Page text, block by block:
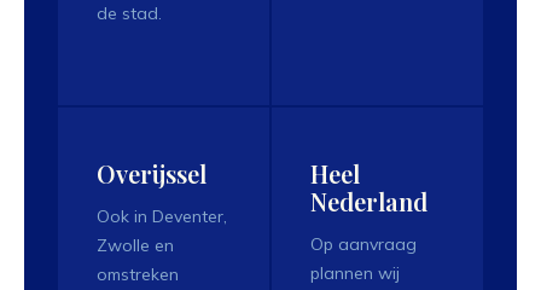
de stad.
Overijssel
Ook in Deventer,
Zwolle en
omstreken
Heel
Nederland
Op aanvraag
plannen wij